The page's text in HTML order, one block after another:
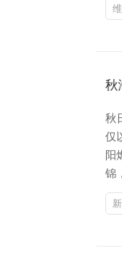
秋
秋
仅
阳
锦